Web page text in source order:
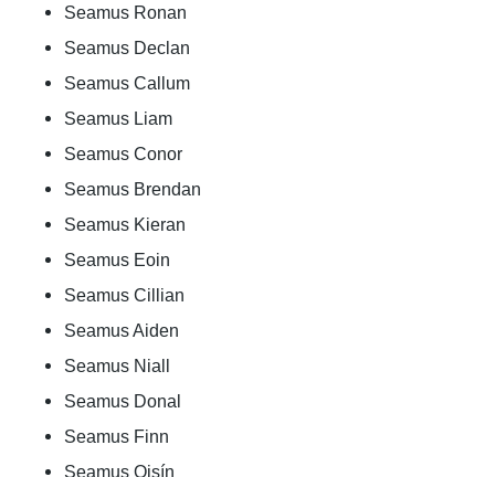
Seamus Ronan
Seamus Declan
Seamus Callum
Seamus Liam
Seamus Conor
Seamus Brendan
Seamus Kieran
Seamus Eoin
Seamus Cillian
Seamus Aiden
Seamus Niall
Seamus Donal
Seamus Finn
Seamus Oisín